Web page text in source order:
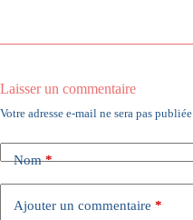
Laisser un commentaire
Votre adresse e-mail ne sera pas publiée.
Nom*
Ajouter un commentaire *